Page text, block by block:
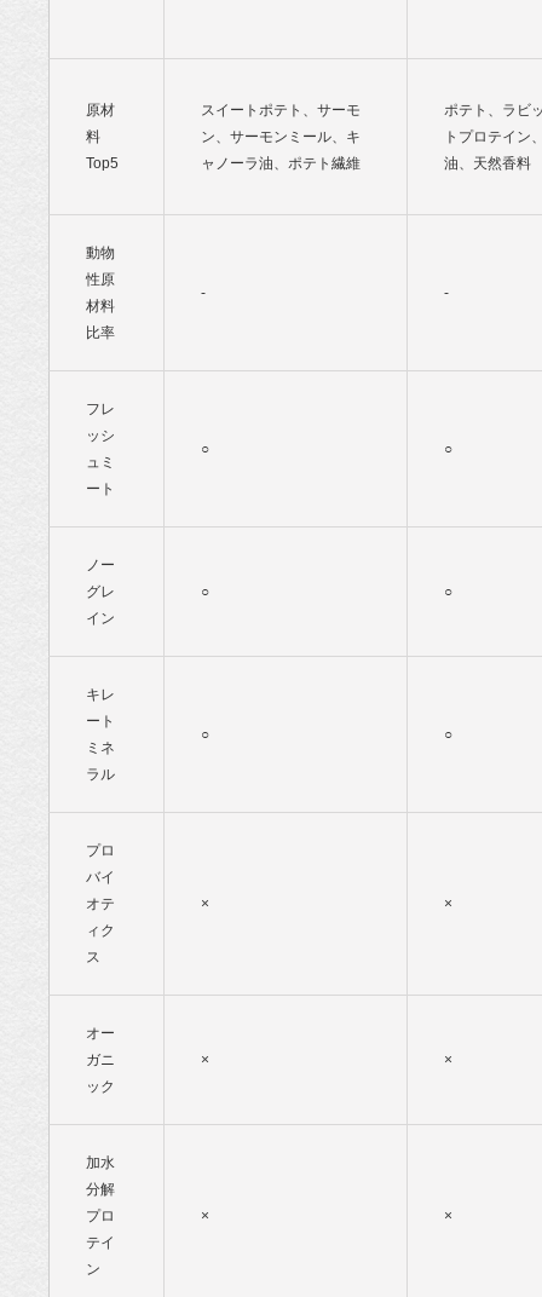
原材
料
Top5
スイートポテト、サーモ
ン、サーモンミール、キ
ャノーラ油、ポテト繊維
ポテト、ラビ
トプロテイン
油、天然
動物
性原
材料
比率
- -
フレ
ッシ
ュミ
ート
○ ○
ノー
グレ
イン
○ ○
キレ
ート
ミネ
ラル
○ ○
プロ
バイ
オテ
ィク
ス
× ×
オー
ガニ
ック
× ×
加水
分解
プロ
テイ
ン
× ×